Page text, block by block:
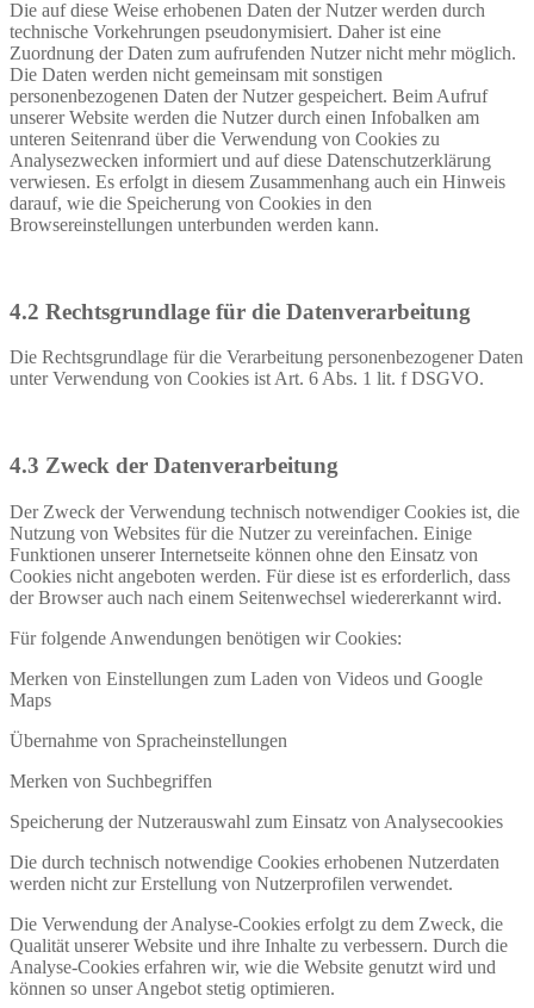
Die auf diese Weise erhobenen Daten der Nutzer werden durch
technische Vorkehrungen pseudonymisiert. Daher ist eine
Zuordnung der Daten zum aufrufenden Nutzer nicht mehr möglich.
Die Daten werden nicht gemeinsam mit sonstigen
personenbezogenen Daten der Nutzer gespeichert. Beim Aufruf
unserer Website werden die Nutzer durch einen Infobalken am
unteren Seitenrand über die Verwendung von Cookies zu
Analysezwecken informiert und auf diese Datenschutzerklärung
verwiesen. Es erfolgt in diesem Zusammenhang auch ein Hinweis
darauf, wie die Speicherung von Cookies in den
Browsereinstellungen unterbunden werden kann.
4.2 Rechtsgrundlage für die Datenverarbeitung
Die Rechtsgrundlage für die Verarbeitung personenbezogener Daten
unter Verwendung von Cookies ist Art. 6 Abs. 1 lit. f DSGVO.
4.3 Zweck der Datenverarbeitung
Der Zweck der Verwendung technisch notwendiger Cookies ist, die
Nutzung von Websites für die Nutzer zu vereinfachen. Einige
Funktionen unserer Internetseite können ohne den Einsatz von
Cookies nicht angeboten werden. Für diese ist es erforderlich, dass
der Browser auch nach einem Seitenwechsel wiedererkannt wird.
Für folgende Anwendungen benötigen wir Cookies:
Merken von Einstellungen zum Laden von Videos und Google
Maps
Übernahme von Spracheinstellungen
Merken von Suchbegriffen
Speicherung der Nutzerauswahl zum Einsatz von Analysecookies
Die durch technisch notwendige Cookies erhobenen Nutzerdaten
werden nicht zur Erstellung von Nutzerprofilen verwendet.
Die Verwendung der Analyse-Cookies erfolgt zu dem Zweck, die
Qualität unserer Website und ihre Inhalte zu verbessern. Durch die
Analyse-Cookies erfahren wir, wie die Website genutzt wird und
können so unser Angebot stetig optimieren.